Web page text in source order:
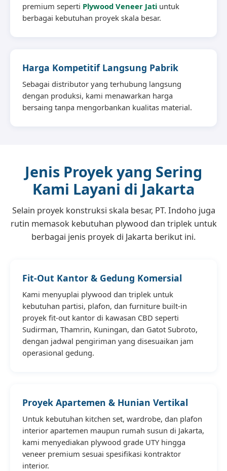
premium seperti Plywood Veneer Jati untuk
berbagai kebutuhan proyek skala besar.
Harga Kompetitif Langsung Pabrik
Sebagai distributor yang terhubung langsung
dengan produksi, kami menawarkan harga
bersaing tanpa mengorbankan kualitas material.
Jenis Proyek yang Sering
Kami Layani di Jakarta
Selain proyek konstruksi skala besar, PT. Indoho juga
rutin memasok kebutuhan plywood dan triplek untuk
berbagai jenis proyek di Jakarta berikut ini.
Fit-Out Kantor & Gedung Komersial
Kami menyuplai plywood dan triplek untuk
kebutuhan partisi, plafon, dan furniture built-in
proyek fit-out kantor di kawasan CBD seperti
Sudirman, Thamrin, Kuningan, dan Gatot Subroto,
dengan jadwal pengiriman yang disesuaikan jam
operasional gedung.
Proyek Apartemen & Hunian Vertikal
Untuk kebutuhan kitchen set, wardrobe, dan plafon
interior apartemen maupun rumah susun di Jakarta,
kami menyediakan plywood grade UTY hingga
veneer premium sesuai spesifikasi kontraktor
interior.